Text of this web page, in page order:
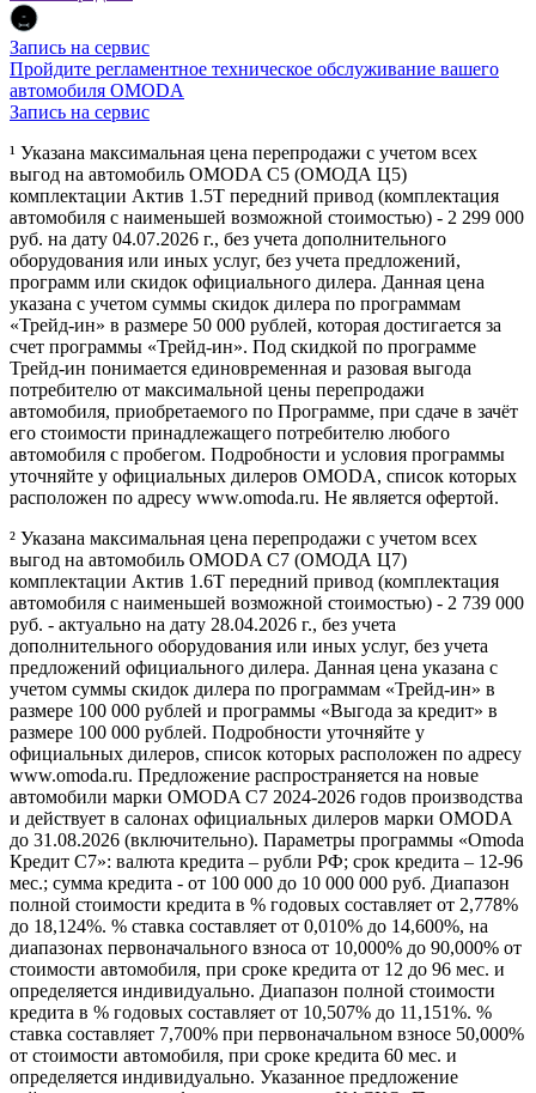
Запись на сервис
Пройдите регламентное техническое обслуживание вашего
автомобиля OMODA
Запись на сервис
¹ Указана максимальная цена перепродажи с учетом всех
выгод на автомобиль OMODA C5 (ОМОДА Ц5)
комплектации Актив 1.5Т передний привод (комплектация
автомобиля с наименьшей возможной стоимостью) - 2 299 000
руб. на дату 04.07.2026 г., без учета дополнительного
оборудования или иных услуг, без учета предложений,
программ или скидок официального дилера. Данная цена
указана с учетом суммы скидок дилера по программам
«Трейд-ин» в размере 50 000 рублей, которая достигается за
счет программы «Трейд-ин». Под скидкой по программе
Трейд-ин понимается единовременная и разовая выгода
потребителю от максимальной цены перепродажи
автомобиля, приобретаемого по Программе, при сдаче в зачёт
его стоимости принадлежащего потребителю любого
автомобиля с пробегом. Подробности и условия программы
уточняйте у официальных дилеров OMODA, список которых
расположен по адресу www.omoda.ru. Не является офертой.
² Указана максимальная цена перепродажи с учетом всех
выгод на автомобиль OMODA C7 (ОМОДА Ц7)
комплектации Актив 1.6T передний привод (комплектация
автомобиля с наименьшей возможной стоимостью) - 2 739 000
руб. - актуально на дату 28.04.2026 г., без учета
дополнительного оборудования или иных услуг, без учета
предложений официального дилера. Данная цена указана с
учетом суммы скидок дилера по программам «Трейд-ин» в
размере 100 000 рублей и программы «Выгода за кредит» в
размере 100 000 рублей. Подробности уточняйте у
официальных дилеров, список которых расположен по адресу
www.omoda.ru. Предложение распространяется на новые
автомобили марки OMODA C7 2024-2026 годов производства
и действует в салонах официальных дилеров марки OMODA
до 31.08.2026 (включительно). Параметры программы «Omoda
Кредит C7»: валюта кредита – рубли РФ; срок кредита – 12-96
мес.; сумма кредита - от 100 000 до 10 000 000 руб. Диапазон
полной стоимости кредита в % годовых составляет от 2,778%
до 18,124%. % ставка составляет от 0,010% до 14,600%, на
диапазонах первоначального взноса от 10,000% до 90,000% от
стоимости автомобиля, при сроке кредита от 12 до 96 мес. и
определяется индивидуально. Диапазон полной стоимости
кредита в % годовых составляет от 10,507% до 11,151%. %
ставка составляет 7,700% при первоначальном взносе 50,000%
от стоимости автомобиля, при сроке кредита 60 мес. и
определяется индивидуально. Указанное предложение